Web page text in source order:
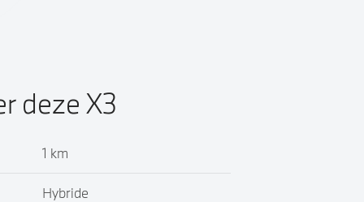
deze X3
1 km
Hybride